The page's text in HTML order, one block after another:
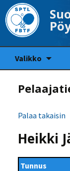
Valikko
Palaa takaisin
Heikki
Tunnus